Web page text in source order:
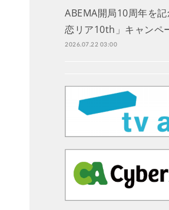
ABEMA開局10周年を
恋リア10th」キャンペ
2026.07.22 03:00